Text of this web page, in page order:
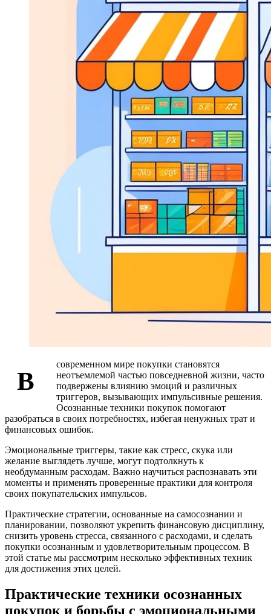
В
современном мире покупки становятся
неотъемлемой частью повседневной жизни, часто
подвержены влиянию эмоций и различных
триггеров, вызывающих импульсивные решения.
Осознанные техники покупок помогают
разобраться в своих потребностях, избегая ненужных трат и
финансовых ошибок.
Эмоциональные триггеры, такие как стресс, скука или
желание выглядеть лучше, могут подтолкнуть к
необдуманным расходам. Важно научиться распознавать эти
моменты и применять проверенные практики для контроля
своих покупательских импульсов.
Практические стратегии, основанные на самосознании и
планировании, позволяют укрепить финансовую дисциплину,
снизить уровень стресса, связанного с расходами, и сделать
покупки осознанным и удовлетворительным процессом. В
этой статье мы рассмотрим несколько эффективных техник
для достижения этих целей.
Практические техники осознанных
покупок и борьбы с эмоциональными